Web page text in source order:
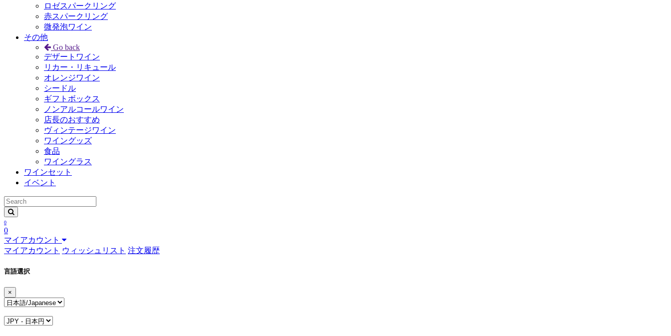
ロゼスパークリング
赤スパークリング
微発泡ワイン
その他
Go back
デザートワイン
リカー・リキュール
オレンジワイン
シードル
ギフトボックス
ノンアルコールワイン
店長のおすすめ
ヴィンテージワイン
ワイングッズ
食品
ワイングラス
ワインセット
イベント
0
0
マイアカウント
マイアカウント ウィッシュリスト 注文履歴
言語選択
×